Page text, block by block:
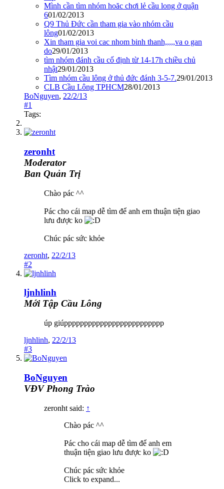
Mình cần tìm nhóm hoăc chơi lẻ cầu long ở quận
601/02/2013
Q9 Thủ Đức cần tham gia vào nhóm cầu
lông01/02/2013
Xin tham gia voi cac nhom binh thanh,,,,,va o gan
do29/01/2013
tìm nhóm đánh cầu cố định từ 14-17h chiều chủ
nhật29/01/2013
Tìm nhóm cầu lông ở thủ đức đánh 3-5-7.29/01/2013
CLB Cầu Lông TPHCM28/01/2013
BoNguyen, 22/2/13
#1
Tags:
zeronht
Moderator
Ban Quản Trị
Chào pác ^^
Pác cho cái map dễ tìm để anh em thuận tiện giao
lưu được ko
Chúc pác sức khỏe
zeronht, 22/2/13
#2
ljnhlinh
Mới Tập Cầu Lông
úp giúppppppppppppppppppppppppp
ljnhlinh, 22/2/13
#3
BoNguyen
VĐV Phong Trào
zeronht said: ↑
Chào pác ^^
Pác cho cái map dễ tìm để anh em
thuận tiện giao lưu được ko
Chúc pác sức khỏe
Click to expand...